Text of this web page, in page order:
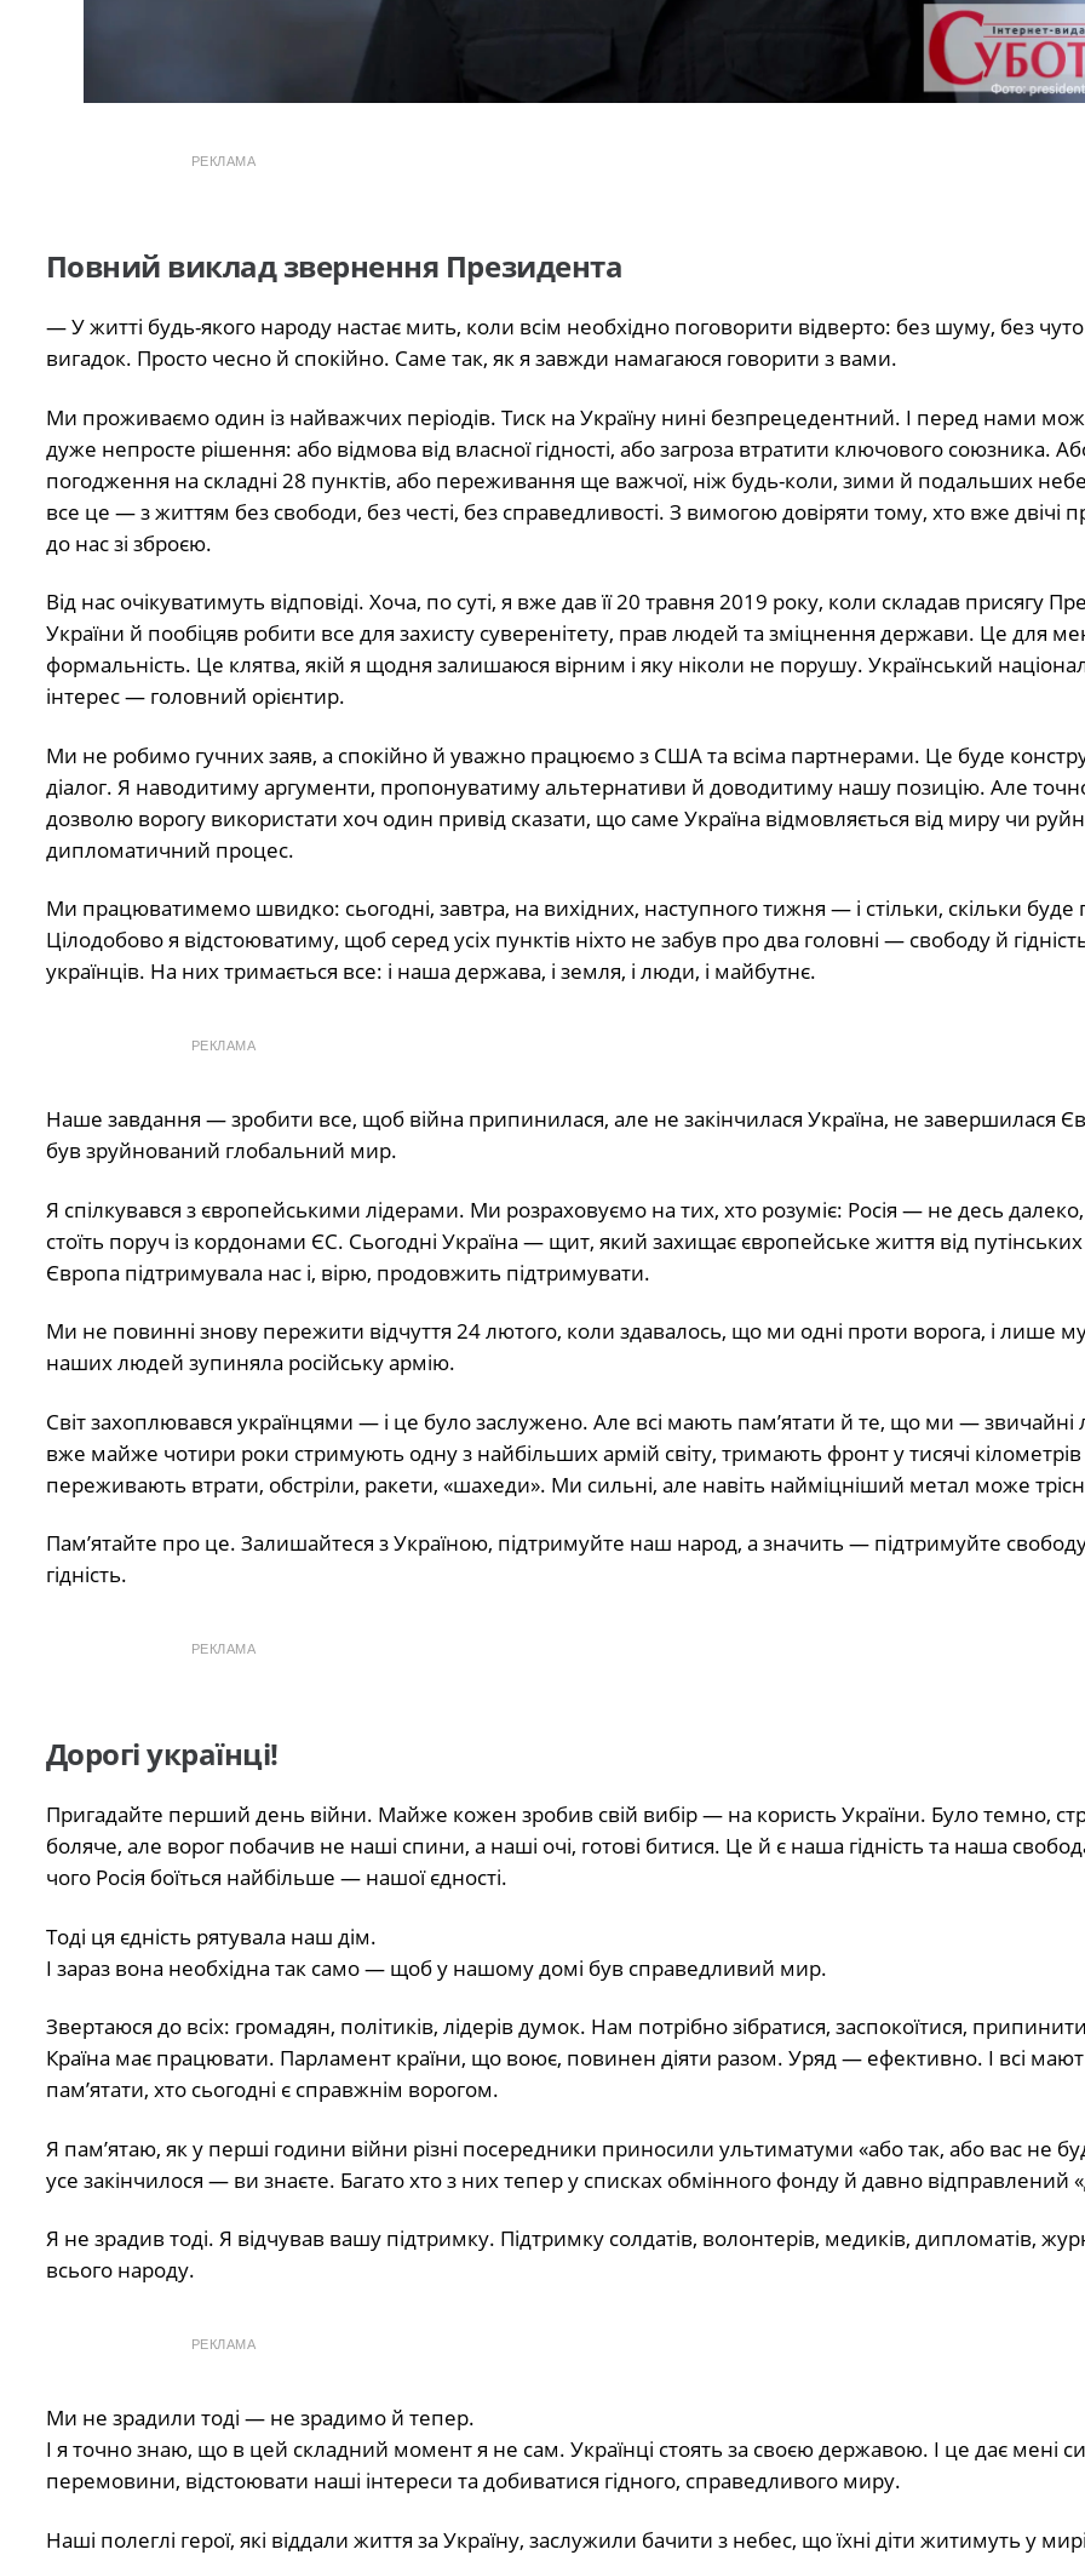
РЕКЛАМА
Повний виклад звернення Президента
— У житті будь-якого народу настає мить, коли всім необхідно поговорити відверто: без шуму, без
вигадок. Просто чесно й спокійно. Саме так, як я завжди намагаюся говорити з вами.
Ми проживаємо один із найважчих періодів. Тиск на Україну нині безпрецедентний. І перед нами
дуже непросте рішення: або відмова від власної гідності, або загроза втратити ключового союзника.
погодження на складні 28 пунктів, або переживання ще важчої, ніж будь-коли, зими й подальших
все це — з життям без свободи, без честі, без справедливості. З вимогою довіряти тому, хто вже двічі
до нас зі зброєю.
Від нас очікуватимуть відповіді. Хоча, по суті, я вже дав її 20 травня 2019 року, коли складав присягу
України й пообіцяв робити все для захисту суверенітету, прав людей та зміцнення держави. Це для
формальність. Це клятва, якій я щодня залишаюся вірним і яку ніколи не порушу. Український
інтерес — головний орієнтир.
Ми не робимо гучних заяв, а спокійно й уважно працюємо з США та всіма партнерами. Це буде
діалог. Я наводитиму аргументи, пропонуватиму альтернативи й доводитиму нашу позицію. Але
дозволю ворогу використати хоч один привід сказати, що саме Україна відмовляється від миру чи
дипломатичний процес.
Ми працюватимемо швидко: сьогодні, завтра, на вихідних, наступного тижня — і стільки, скільки буде
Цілодобово я відстоюватиму, щоб серед усіх пунктів ніхто не забув про два головні — свободу й
українців. На них тримається все: і наша держава, і земля, і люди, і майбутнє.
РЕКЛАМА
Наше завдання — зробити все, щоб війна припинилася, але не закінчилася Україна, не завершилася
був зруйнований глобальний мир.
Я спілкувався з європейськими лідерами. Ми розраховуємо на тих, хто розуміє: Росія — не десь
стоїть поруч із кордонами ЄС. Сьогодні Україна — щит, який захищає європейське життя від
Європа підтримувала нас і, вірю, продовжить підтримувати.
Ми не повинні знову пережити відчуття 24 лютого, коли здавалось, що ми одні проти ворога, і лише
наших людей зупиняла російську армію.
Світ захоплювався українцями — і це було заслужено. Але всі мають пам’ятати й те, що ми — звичайні
вже майже чотири роки стримують одну з найбільших армій світу, тримають фронт у тисячі
переживають втрати, обстріли, ракети, «шахеди». Ми сильні, але навіть найміцніший метал може
Пам’ятайте про це. Залишайтеся з Україною, підтримуйте наш народ, а значить — підтримуйте
гідність.
РЕКЛАМА
Дорогі українці!
Пригадайте перший день війни. Майже кожен зробив свій вибір — на користь України. Було темно,
боляче, але ворог побачив не наші спини, а наші очі, готові битися. Це й є наша гідність та наша
чого Росія боїться найбільше — нашої єдності.
Тоді ця єдність рятувала наш дім.
І зараз вона необхідна так само — щоб у нашому домі був справедливий мир.
Звертаюся до всіх: громадян, політиків, лідерів думок. Нам потрібно зібратися, заспокоїтися,
Країна має працювати. Парламент країни, що воює, повинен діяти разом. Уряд — ефективно. І всі
пам’ятати, хто сьогодні є справжнім ворогом.
Я пам’ятаю, як у перші години війни різні посередники приносили ультиматуми «або так, або вас не
усе закінчилося — ви знаєте. Багато хто з них тепер у списках обмінного фонду й давно відправлений
Я не зрадив тоді. Я відчував вашу підтримку. Підтримку солдатів, волонтерів, медиків, дипломатів,
всього народу.
РЕКЛАМА
Ми не зрадили тоді — не зрадимо й тепер.
І я точно знаю, що в цей складний момент я не сам. Українці стоять за своєю державою. І це дає мені
перемовини, відстоювати наші інтереси та добиватися гідного, справедливого миру.
Наші полеглі герої, які віддали життя за Україну, заслужили бачити з небес, що їхні діти житимуть у